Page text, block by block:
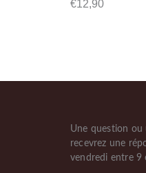
€12,90
Une question ou
recevrez une
vendredi entre 9